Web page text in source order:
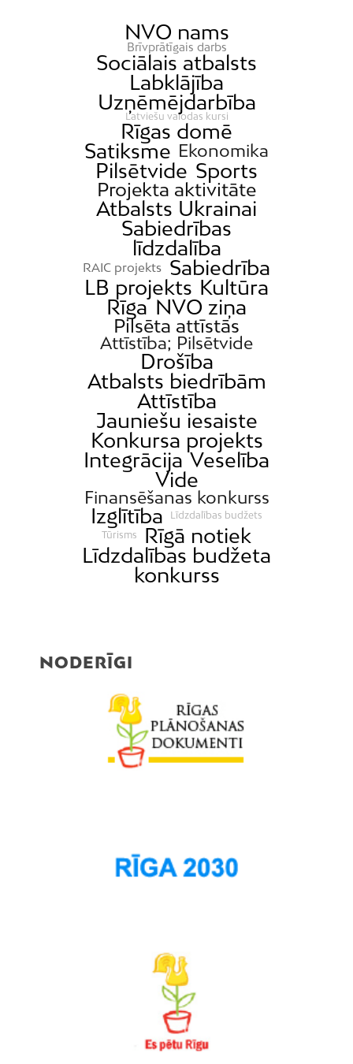
NVO nams
Brīvprātīgais darbs
Sociālais atbalsts
Labklājība
Uzņēmējdarbība
Latviešu valodas kursi
Rīgas domē
Satiksme Ekonomika
Pilsētvide Sports
Projekta aktivitāte
Atbalsts Ukrainai
Sabiedrības
līdzdalība
RAIC projekts
Sabiedrība
LB projekts Kultūra
Rīga NVO ziņa
Pilsēta attīstās
Attīstība; Pilsētvide
Drošība
Atbalsts biedrībām
Attīstība
Jauniešu iesaiste
Konkursa projekts
Integrācija Veselība
Vide
Finansēšanas konkurss
Izglītība
Līdzdalības budžets
Tūrisms
Rīgā notiek
Līdzdalības budžeta
konkurss
NODERĪGI